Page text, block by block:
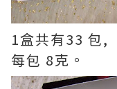
1盒共有33 包,
每包 8克。